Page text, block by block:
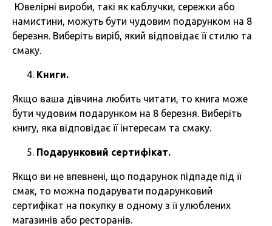
Ювелірні вироби, такі як каблучки, сережки або
намистини, можуть бути чудовим подарунком на 8
березня. Виберіть виріб, який відповідає її стилю та
смаку.
Книги.
Якщо ваша дівчина любить читати, то книга може
бути чудовим подарунком на 8 березня. Виберіть
книгу, яка відповідає її інтересам та смаку.
Подарунковий сертифікат.
Якщо ви не впевнені, що подарунок підпаде під її
смак, то можна подарувати подарунковий
сертифікат на покупку в одному з її улюблених
магазинів або ресторанів.